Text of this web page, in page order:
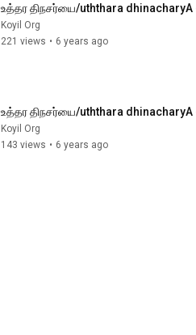
உத்தர திநசர்யை/uththara
Koyil Org
221 views • 6 years ago
உத்தர திநசர்யை/uththara
Koyil Org
143 views • 6 years ago